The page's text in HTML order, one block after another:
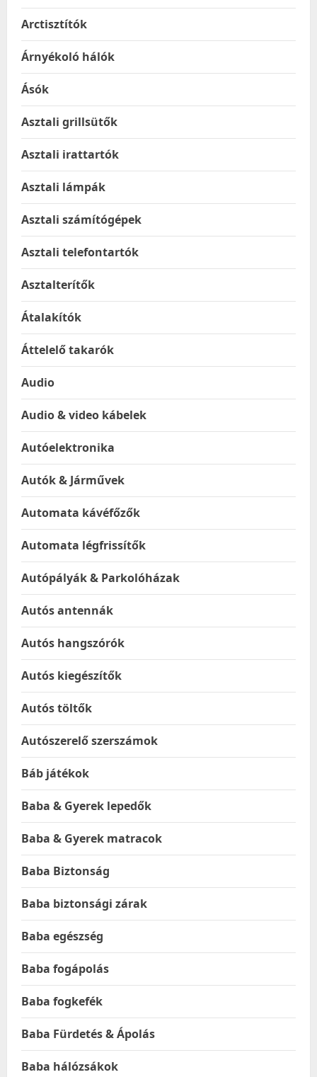
Arctisztítók
Árnyékoló hálók
Ásók
Asztali grillsütők
Asztali irattartók
Asztali lámpák
Asztali számítógépek
Asztali telefontartók
Asztalterítők
Átalakítók
Áttelelő takarók
Audio
Audio & video kábelek
Autóelektronika
Autók & Járművek
Automata kávéfőzők
Automata légfrissítők
Autópályák & Parkolóházak
Autós antennák
Autós hangszórók
Autós kiegészítők
Autós töltők
Autószerelő szerszámok
Báb játékok
Baba & Gyerek lepedők
Baba & Gyerek matracok
Baba Biztonság
Baba biztonsági zárak
Baba egészség
Baba fogápolás
Baba fogkefék
Baba Fürdetés & Ápolás
Baba hálózsákok